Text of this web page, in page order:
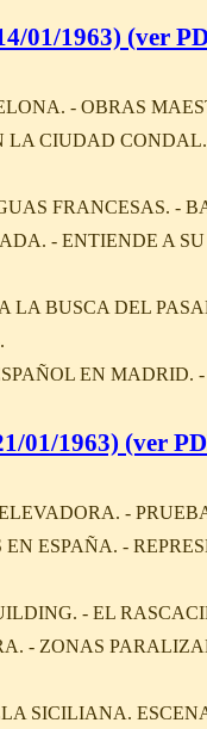
01/1963) (ver
- OBRAS
LA CIUDAD
FRANCESAS. -
- ENTIENDE A
LA BUSCA DEL
.
EN
01/1963) (ver
-
ESPAÑA. -
- EL
- ZONAS
SICILIANA.